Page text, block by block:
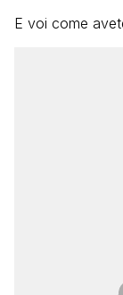
E voi come